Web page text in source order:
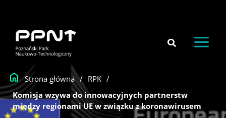
Strona główna / RPK /
Komisja wzywa do innowacyjnych partnerstw
między regionami UE w związku z koronawirusem